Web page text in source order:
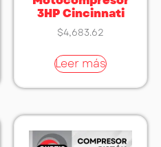
3HP Cincinnati
$4,683.62
Leer más